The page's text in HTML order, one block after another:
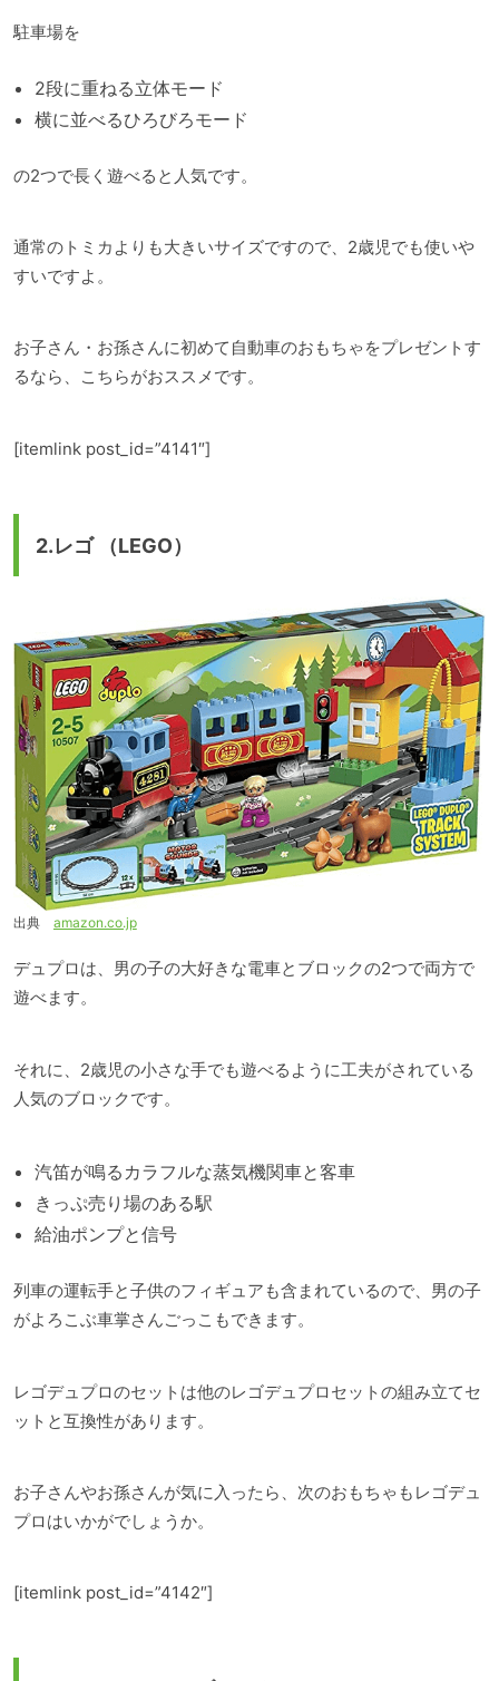
駐車場を
2段に重ねる立体モード
横に並べるひろびろモード
の2つで長く遊べると人気です。
通常のトミカよりも大きいサイズですので、2歳児でも使いや
すいですよ。
お子さん・お孫さんに初めて自動車のおもちゃをプレゼントす
るなら、こちらがおススメです。
[itemlink post_id=”4141″]
2.レゴ （LEGO）
出典 amazon.co.jp
デュプロは、男の子の大好きな電車とブロックの2つで両方で
遊べます。
それに、2歳児の小さな手でも遊べるように工夫がされている
人気のブロックです。
汽笛が鳴るカラフルな蒸気機関車と客車
きっぷ売り場のある駅
給油ポンプと信号
列車の運転手と子供のフィギュアも含まれているので、男の子
がよろこぶ車掌さんごっこもできます。
レゴデュプロのセットは他のレゴデュプロセットの組み立てセ
ットと互換性があります。
お子さんやお孫さんが気に入ったら、次のおもちゃもレゴデュ
プロはいかがでしょうか。
[itemlink post_id=”4142″]